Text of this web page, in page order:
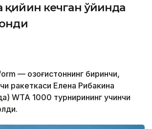
қийин кечган ўйинда
— Қозоғистоннинг биринчи,
ракеткаси Елена Рибакина
WТА 1000 турнирининг учинчи